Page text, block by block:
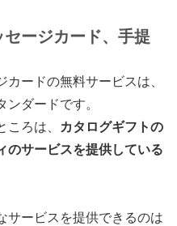
ージカード、手提
ードの無料サービスは、
ダードです。
ろは、 カタログギフトの
のサービスを提供している
サービスを提供できるのは